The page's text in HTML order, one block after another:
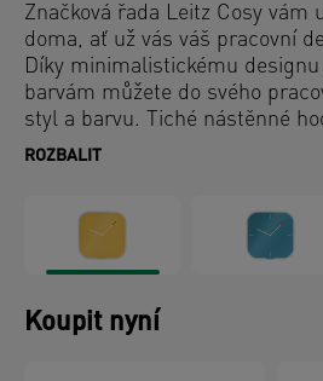
Značková řada Leitz Cosy vám
doma, ať už vás váš pracovní
Díky minimalistickému
barvám můžete do svého
styl a barvu. Tiché nástěnné
ideální pro kanceláře, studovny
doplňkem vašeho domova
rušeni a zároveň můžete být
Obsahuje stíratelný popisovač
času nebo poznámek.
ROZBALIT
Koupit nyní